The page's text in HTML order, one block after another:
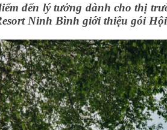
đến lý tưởng dành cho thị
Ninh Bình giới thiệu gói